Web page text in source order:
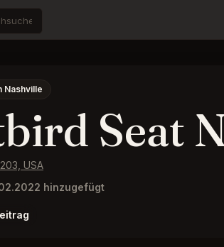
Nashville
Seat
USA
hinzugefügt